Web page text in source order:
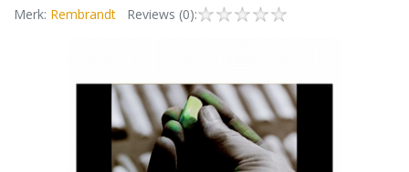
Merk: Rembrandt Reviews (0):